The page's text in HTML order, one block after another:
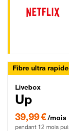
Fibre ultra rapide
Livebox
Livebox
Up
39,99 € par mois
39,99 €/mois
pendant 12 mois